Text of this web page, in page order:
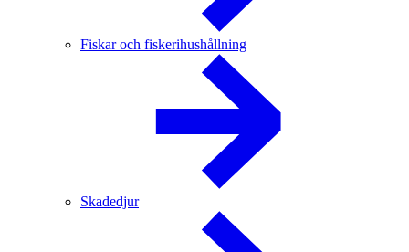
Fiskar och fiskerihushållning
Skadedjur